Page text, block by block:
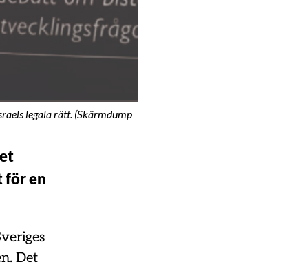
legala rätt. (Skärmdump
för en
Det